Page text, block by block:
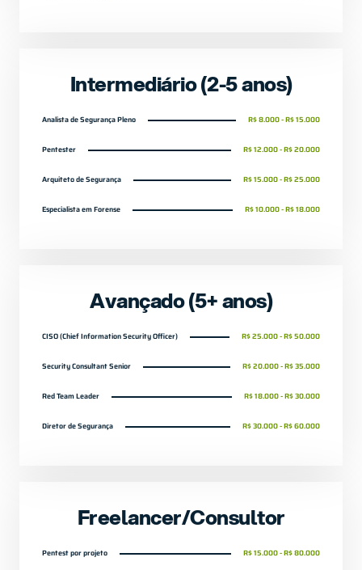
Intermediário (2-5 anos)
Analista de Segurança Pleno R$ 8.000 - R$ 15.000
Pentester R$ 12.000 - R$ 20.000
Arquiteto de Segurança R$ 15.000 - R$ 25.000
Especialista em Forense R$ 10.000 - R$ 18.000
Avançado (5+ anos)
CISO (Chief Information Security Officer) R$ 25.000 - R$ 50.000
Security Consultant Senior R$ 20.000 - R$ 35.000
Red Team Leader R$ 18.000 - R$ 30.000
Diretor de Segurança R$ 30.000 - R$ 60.000
Freelancer/Consultor
Pentest por projeto R$ 15.000 - R$ 80.000